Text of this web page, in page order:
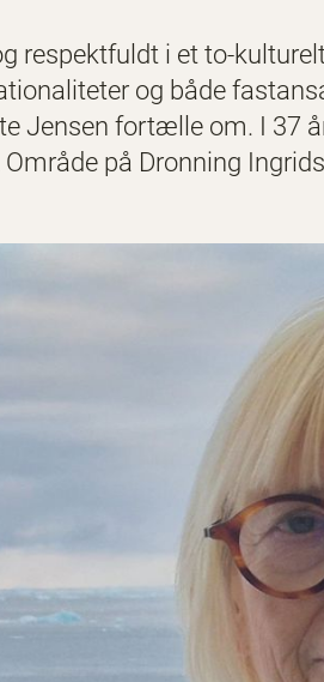
respektfuldt i et to-
og både
Jensen fortælle om. I 37
på Dronning